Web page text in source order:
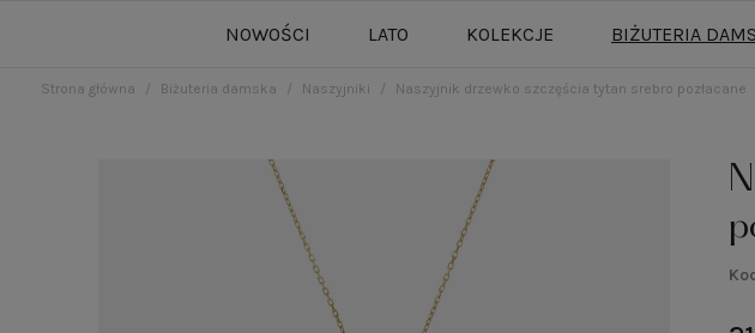
NOWOŚCI LATO KOLEKCJE BIŻUTERIA
Strona główna Biżuteria damska Naszyjniki Naszyjnik drzewko szczęścia tytan srebro pozłacane